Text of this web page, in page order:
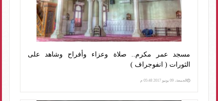
مسجد عمر مكرم.. صلاة وعزاء وأفراح وشاهد على
الثورات ( انفوجراف )
الجمعة، 09 يونيو 2017 05:48 م